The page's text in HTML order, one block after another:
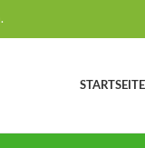
STARTSEITE